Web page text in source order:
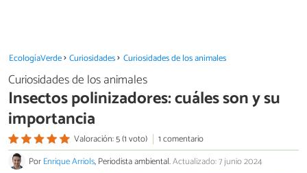
EcologíaVerde Curiosidades Curiosidades de los animales
Curiosidades de los animales
Insectos polinizadores: cuáles son y su
importancia
Valoración: 5 (1 voto)
1 comentario
PorEnrique Arriols, Periodista ambiental.Actualizado: 7 junio 2024